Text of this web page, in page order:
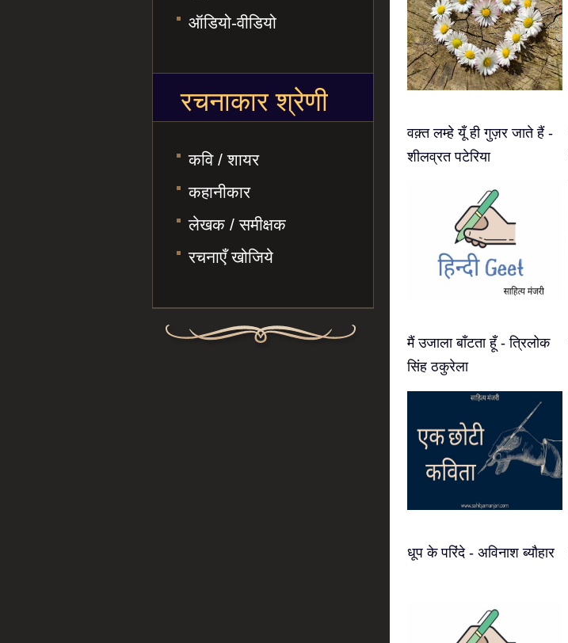
वक़्त लम्हे यूँ ही गुज़र जाते हैं -
शीलव्रत पटेरिया
मैं उजाला बाँटता हूँ - त्रिलोक
सिंह ठकुरेला
धूप के परिंदे - अविनाश ब्यौहार
ऑडियो-वीडियो
रचनाकार श्रेणी
कवि / शायर
कहानीकार
लेखक / समीक्षक
रचनाएँ खोजिये